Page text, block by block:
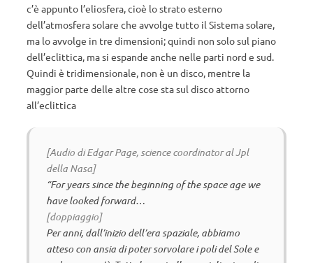
c’è appunto l’eliosfera, cioè lo strato esterno
dell’atmosfera solare che avvolge tutto il Sistema solare,
ma lo avvolge in tre dimensioni; quindi non solo sul piano
dell’eclittica, ma si espande anche nelle parti nord e sud.
Quindi è tridimensionale, non è un disco, mentre la
maggior parte delle altre cose sta sul disco attorno
all’eclittica
[Audio di Edgar Page, science coordinator al Jpl
della Nasa]
“For years since the beginning of the space age we
have looked forward…
[doppiaggio]
Per anni, dall’inizio dell’era spaziale, abbiamo
atteso con ansia di poter sorvolare i poli del Sole e